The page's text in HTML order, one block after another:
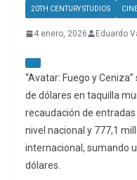
20TH CENTURY STUDIOS
4 enero, 2026 Eduardo
“Avatar: Fuego y
de dólares en taquilla
recaudación de
nivel nacional y 777,1
internacional, sumando
dólares.